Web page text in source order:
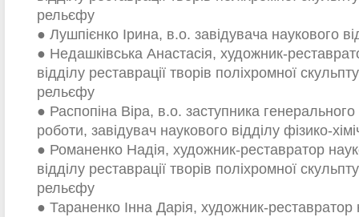
рельєфу
● Лушпієнко Ірина, в.о. завідувача наукового
● Недашківська Анастасія, художник-
відділу реставрації творів поліхромної
рельєфу
● Распопіна Віра, в.о. заступника
роботи, завідувач наукового відділу фізико-
● Романенко Надія, художник-реставратор
відділу реставрації творів поліхромної
рельєфу
● Тараненко Інна Дарія, художник-реставратор